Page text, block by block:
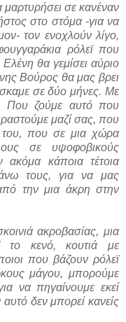
σε κανέναν
στο στόμα -για να
τον ενοχλούν λίγο,
ρόλεϊ που
θα γεμίσει αύριο
Βούρος θα μας βρει
σε δύο μήνες. Με
Που ζούμε αυτό που
μαζί σας, που
του, που σε μια χώρα
σε υψοφοβικούς
ακόμα κάποια τέτοια
τους, για να μας
την μια άκρη στην
ακροβασίας, μια
κενό, κουτιά με
που βάζουν ρόλεϊ
μάγου, μπορούμε
να πηγαίνουμε εκεί
δεν μπορεί κανείς